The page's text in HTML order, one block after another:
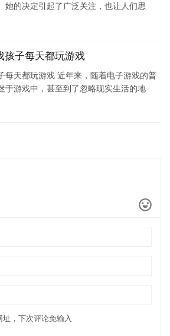
她的决定引起了广泛关注，也让人们思
孩子每天都玩游戏
每天都玩游戏 近年来，随着电子游戏的普
于游戏中，甚至到了忽略现实生活的地
，下次评论免输入